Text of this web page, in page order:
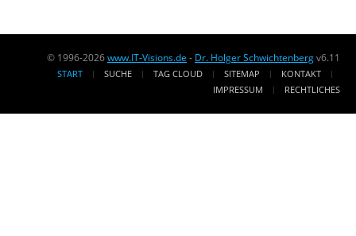
© 1996-2026www.IT-Visions.de - Dr. Holger Schwichtenbergv6.11
START SUCHE TAG CLOUD SITEMAP
KONTAKT
IMPRESSUM
RECHTLICHES